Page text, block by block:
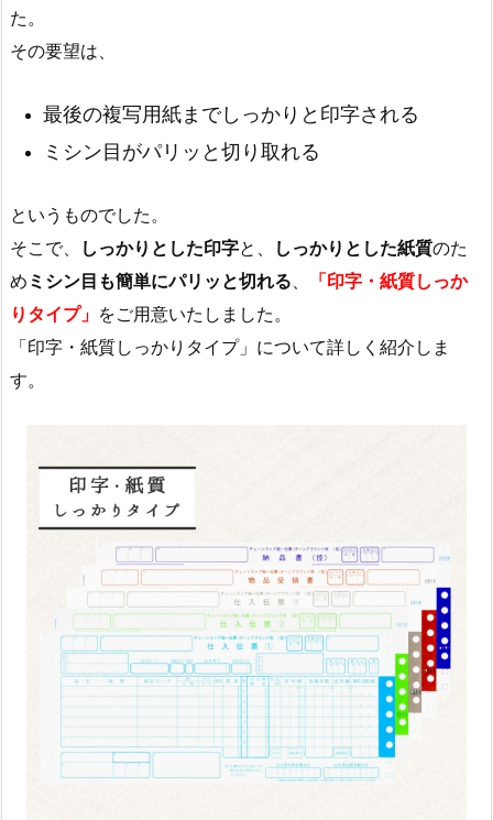
た。
その要望は、
最後の複写用紙までしっかりと印字される
ミシン目がパリッと切り取れる
というものでした。
そこで、
しっかりとした印字と、 しっかりとした紙質のた
め ミシン目も簡単にパリッと切れる、
「印字・紙質しっか
りタイプ」 をご用意いたしました。
「印字・紙質しっかりタイプ」について詳しく紹介しま
す。